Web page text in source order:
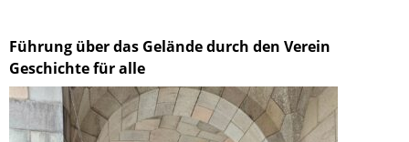
Führung über das Gelände durch den Verein
Geschichte für alle